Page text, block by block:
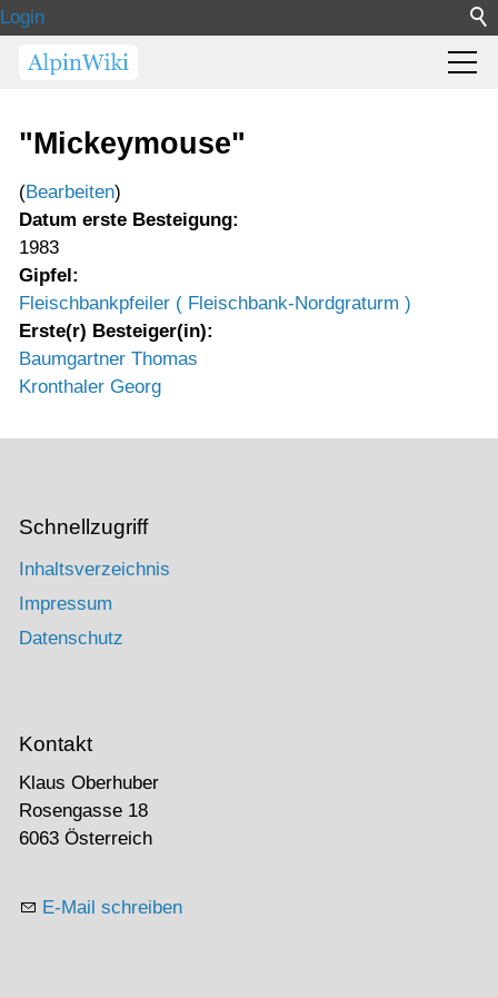
Login
"Mickeymouse"
(Bearbeiten)
Datum erste Besteigung:
1983
Gipfel:
Fleischbankpfeiler ( Fleischbank-Nordgraturm )
Erste(r) Besteiger(in):
Baumgartner Thomas
Kronthaler Georg
Schnellzugriff
Inhaltsverzeichnis
Impressum
Datenschutz
Kontakt
Klaus Oberhuber
Rosengasse 18
6063 Österreich
E-Mail schreiben